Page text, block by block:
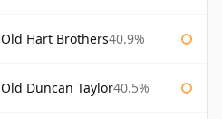
Hart Brothers40.9%
Duncan Taylor40.5%